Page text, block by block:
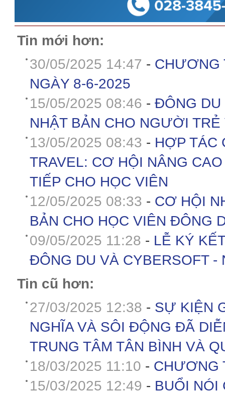
Tin mới hơn:
30/05/2025 14:47 - CHƯƠNG
NGÀY 8-6-2025
15/05/2025 08:46 - ĐÔNG DU
NHẬT BẢN CHO NGƯỜI
13/05/2025 08:43 - HỢP TÁC
TRAVEL: CƠ HỘI NÂNG
TIẾP CHO HỌC VIÊN
12/05/2025 08:33 - CƠ HỘI
BẢN CHO HỌC VIÊN ĐÔNG
09/05/2025 11:28 - LỄ KÝ
ĐÔNG DU VÀ CYBERSOFT -
Tin cũ hơn:
27/03/2025 12:38 - SỰ KIỆN
NGHĨA VÀ SÔI ĐỘNG ĐÃ
TRUNG TÂM TÂN BÌNH VÀ
18/03/2025 11:10 - CHƯƠNG
15/03/2025 12:49 - BUỔI NÓI